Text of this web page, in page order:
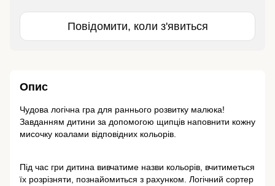
Повідомити, коли з'явиться
Опис
Чудова логічна гра для раннього розвитку малюка!
Завданням дитини за допомогою щипців наповнити кожну
мисочку коалами відповідних кольорів.
Під час гри дитина вивчатиме назви кольорів, вчитиметься
їх розрізняти, познайомиться з рахунком. Логічний сортер